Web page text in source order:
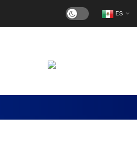
ES